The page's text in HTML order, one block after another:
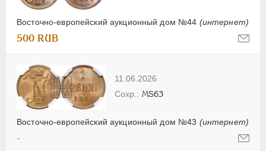
Восточно-европейский аукционный дом №44 (интернет)
500 RUB
11.06.2026
Восточно-европейский аукционный дом №43 (интернет)
MS63
-